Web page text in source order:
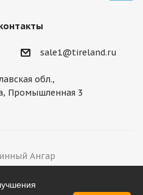
sale1@tireland.ru
обл.,
Промышленная 3
Ангар